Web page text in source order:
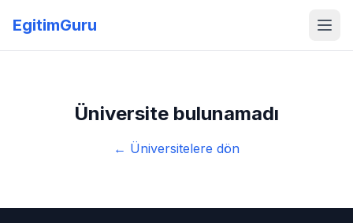
EgitimGuru
Üniversite bulunamadı
← Üniversitelere dön